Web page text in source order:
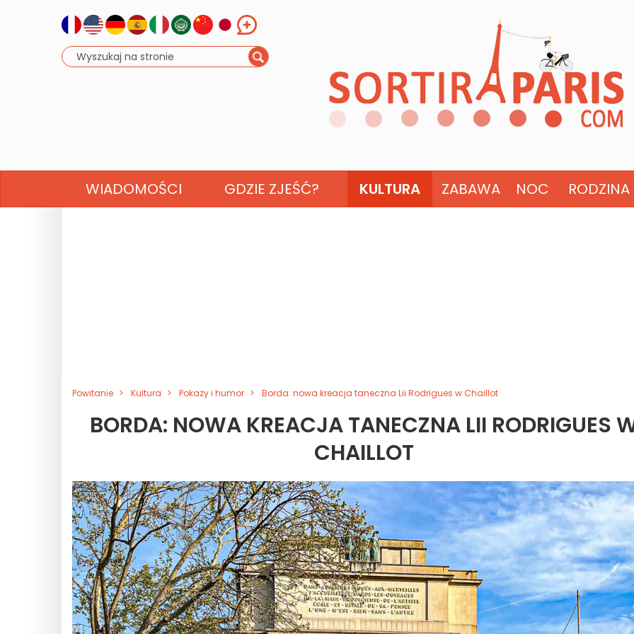
WIADOMOŚCI GDZIE ZJEŚĆ? KULTURA ZABAWA NOC RODZINA
Powitanie Kultura Pokazy i humor Borda: nowa kreacja taneczna Lii Rodrigues w Chaillot
BORDA: NOWA KREACJA TANECZNA LII RODRIGUES
CHAILLOT